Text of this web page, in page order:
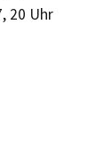
20 Uhr